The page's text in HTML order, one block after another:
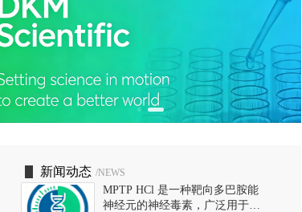
l
a
v
i
g
a
新闻动态 /NEWS
MPTP HCl 是一种靶向多巴胺能
神经元的神经毒素，广泛用于构